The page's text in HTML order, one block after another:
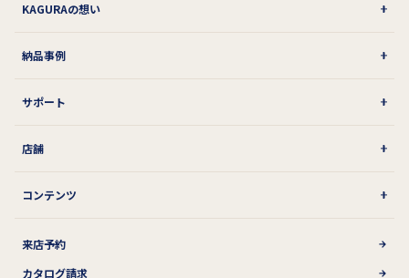
KAGURAの想い
納品事例
サポート
店舗
コンテンツ
来店予約
カタログ請求